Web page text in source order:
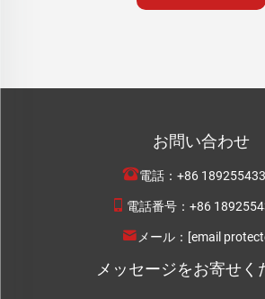
お問い合わせ
電話： +86
電話番号： +86
メール： [email
メッセージをお寄せく